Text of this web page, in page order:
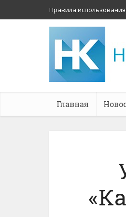
Правила
Главная